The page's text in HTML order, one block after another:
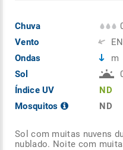
Chuva
Vento
Ondas
Sol
Índice UV
Mosquitos
m
ND
ND
Sol com muitas nuvens
nublado. Noite com